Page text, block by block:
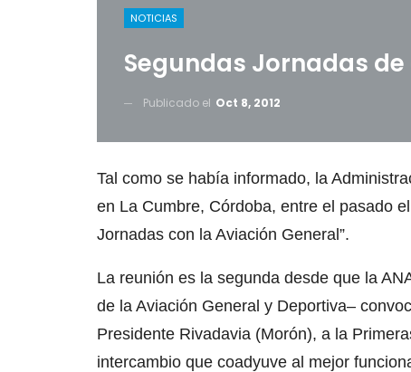
NOTICIAS
Segundas Jornadas
Publicado el Oct 8, 2012
Tal como se había informado, la
en La Cumbre, Córdoba, entre el pasado
Jornadas con la Aviación General”.
La reunión es la segunda desde que la
de la Aviación General y Deportiva–
Presidente Rivadavia (Morón), a la
intercambio que coadyuve al mejor